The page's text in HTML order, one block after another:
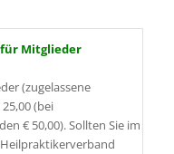
Mitglieder
(zugelassene
(bei
€ 50,00). Sollten Sie im